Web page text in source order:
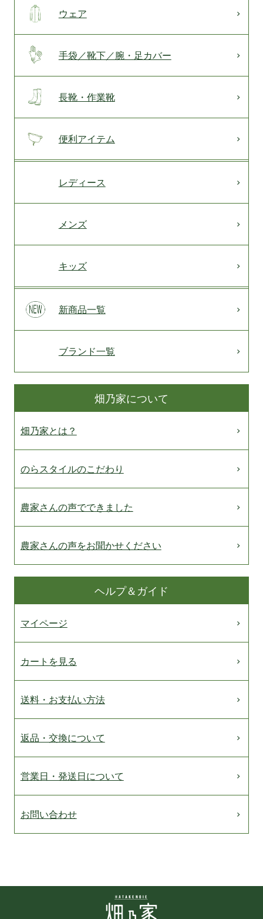
ウェア
手袋／靴下／腕・足カバー
長靴・作業靴
便利アイテム
レディース
メンズ
キッズ
新商品一覧
ブランド一覧
畑乃家について
畑乃家とは？
のらスタイルのこだわり
農家さんの声でできました
農家さんの声をお聞かせください
ヘルプ＆ガイド
マイページ
カートを見る
送料・お支払い方法
返品・交換について
営業日・発送日について
お問い合わせ